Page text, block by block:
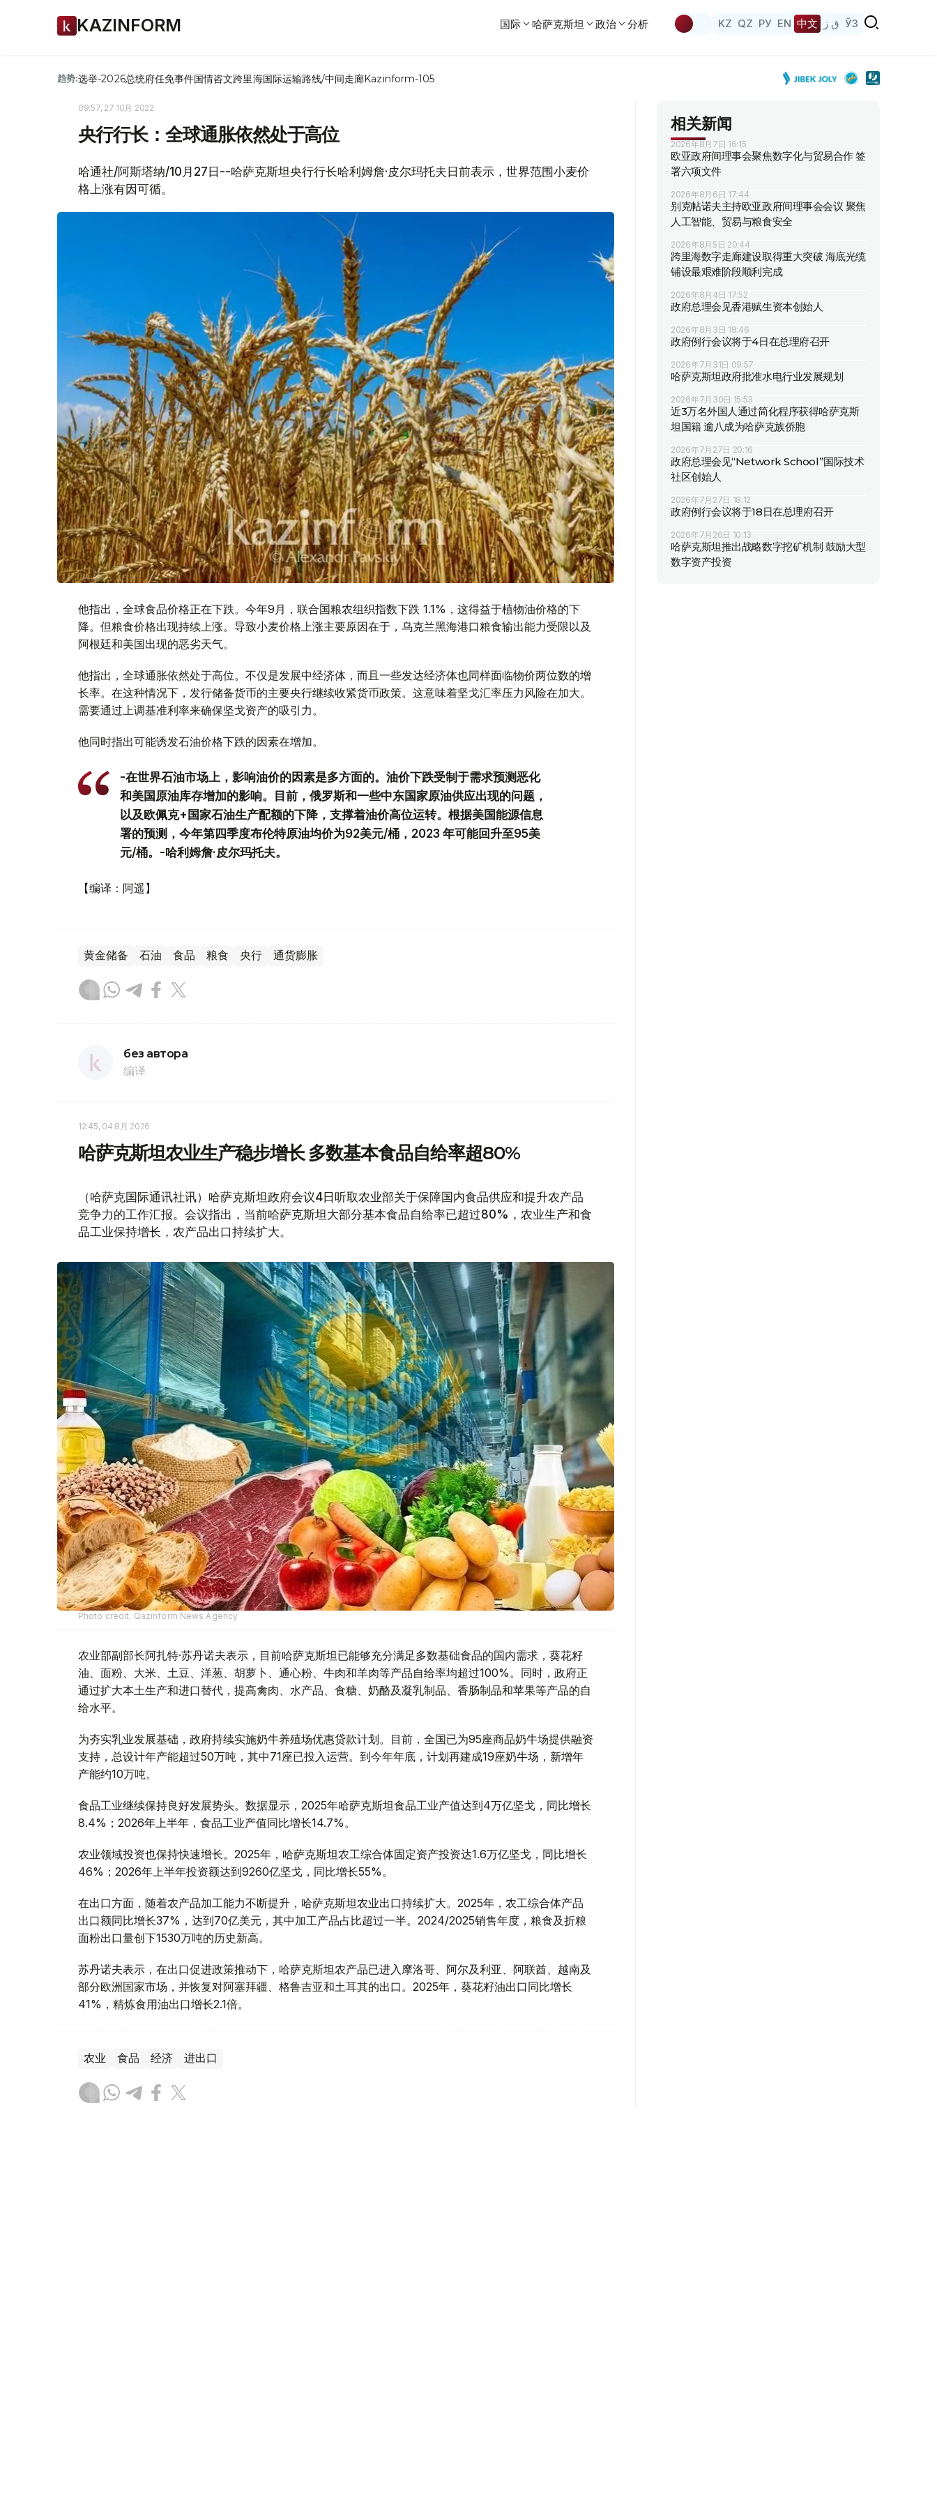
KAZINFORM 国际 哈萨克斯坦 政治 分析 KZ QZ РУ EN 中文 ق ز ЎЗ
趋势:选举-2026总统府任免事件国情咨文跨里海国际运输路线/中间走廊Kazinform-105
09:57, 27 10月 2022
央行行长：全球通胀依然处于高位
哈通社/阿斯塔纳/10月27日--哈萨克斯坦央行行长哈利姆詹·皮尔玛托夫日前表示，世界范围小麦价
格上涨有因可循。
他指出，全球食品价格正在下跌。今年9月，联合国粮农组织指数下跌 1.1%，这得益于植物油价格的下
降。但粮食价格出现持续上涨。导致小麦价格上涨主要原因在于，乌克兰黑海港口粮食输出能力受限以及
阿根廷和美国出现的恶劣天气。
他指出，全球通胀依然处于高位。不仅是发展中经济体，而且一些发达经济体也同样面临物价两位数的增
长率。在这种情况下，发行储备货币的主要央行继续收紧货币政策。这意味着坚戈汇率压力风险在加大。
需要通过上调基准利率来确保坚戈资产的吸引力。
他同时指出可能诱发石油价格下跌的因素在增加。
-在世界石油市场上，影响油价的因素是多方面的。油价下跌受制于需求预测恶化
和美国原油库存增加的影响。目前，俄罗斯和一些中东国家原油供应出现的问题，
以及欧佩克+国家石油生产配额的下降，支撑着油价高位运转。根据美国能源信息
署的预测，今年第四季度布伦特原油均价为92美元/桶，2023 年可能回升至95美
元/桶。-哈利姆詹·皮尔玛托夫。
【编译：阿遥】
黄金储备 石油 食品 粮食 央行 通货膨胀
без автора
编译
12:45, 04 8月 2026
哈萨克斯坦农业生产稳步增长 多数基本食品自给率超80%
（哈萨克国际通讯社讯）哈萨克斯坦政府会议4日听取农业部关于保障国内食品供应和提升农产品
竞争力的工作汇报。会议指出，当前哈萨克斯坦大部分基本食品自给率已超过80%，农业生产和食
品工业保持增长，农产品出口持续扩大。
Photo credit: Qazinform News Agency
农业部副部长阿扎特·苏丹诺夫表示，目前哈萨克斯坦已能够充分满足多数基础食品的国内需求，葵花籽
油、面粉、大米、土豆、洋葱、胡萝卜、通心粉、牛肉和羊肉等产品自给率均超过100%。同时，政府正
通过扩大本土生产和进口替代，提高禽肉、水产品、食糖、奶酪及凝乳制品、香肠制品和苹果等产品的自
给水平。
为夯实乳业发展基础，政府持续实施奶牛养殖场优惠贷款计划。目前，全国已为95座商品奶牛场提供融资
支持，总设计年产能超过50万吨，其中71座已投入运营。到今年年底，计划再建成19座奶牛场，新增年
产能约10万吨。
食品工业继续保持良好发展势头。数据显示，2025年哈萨克斯坦食品工业产值达到4万亿坚戈，同比增长
8.4%；2026年上半年，食品工业产值同比增长14.7%。
农业领域投资也保持快速增长。2025年，哈萨克斯坦农工综合体固定资产投资达1.6万亿坚戈，同比增长
46%；2026年上半年投资额达到9260亿坚戈，同比增长55%。
在出口方面，随着农产品加工能力不断提升，哈萨克斯坦农业出口持续扩大。2025年，农工综合体产品
出口额同比增长37%，达到70亿美元，其中加工产品占比超过一半。2024/2025销售年度，粮食及折粮
面粉出口量创下1530万吨的历史新高。
苏丹诺夫表示，在出口促进政策推动下，哈萨克斯坦农产品已进入摩洛哥、阿尔及利亚、阿联酋、越南及
部分欧洲国家市场，并恢复对阿塞拜疆、格鲁吉亚和土耳其的出口。2025年，葵花籽油出口同比增长
41%，精炼食用油出口增长2.1倍。
农业 食品 经济 进出口
相关新闻
2026年8月7日 16:15
欧亚政府间理事会聚焦数字化与贸易合作 签
署六项文件
2026年8月6日 17:44
别克帖诺夫主持欧亚政府间理事会会议 聚焦
人工智能、贸易与粮食安全
2026年8月5日 20:44
跨里海数字走廊建设取得重大突破 海底光缆
铺设最艰难阶段顺利完成
2026年8月4日 17:52
政府总理会见香港赋生资本创始人
2026年8月3日 18:46
政府例行会议将于4日在总理府召开
2026年7月31日 09:57
哈萨克斯坦政府批准水电行业发展规划
2026年7月30日 15:53
近3万名外国人通过简化程序获得哈萨克斯
坦国籍 逾八成为哈萨克族侨胞
2026年7月27日 20:16
政府总理会见“Network School”国际技术
社区创始人
2026年7月27日 18:12
政府例行会议将于18日在总理府召开
2026年7月26日 10:13
哈萨克斯坦推出战略数字挖矿机制 鼓励大型
数字资产投资